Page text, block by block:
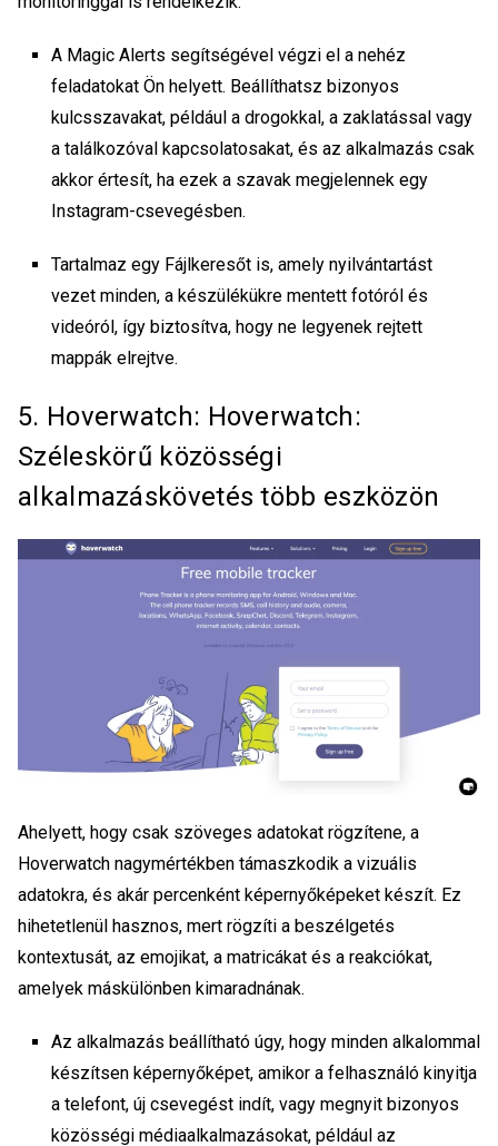
A Magic Alerts segítségével végzi el a nehéz
feladatokat Ön helyett. Beállíthatsz bizonyos
kulcsszavakat, például a drogokkal, a zaklatással vagy
a találkozóval kapcsolatosakat, és az alkalmazás csak
akkor értesít, ha ezek a szavak megjelennek egy
Instagram-csevegésben.
Tartalmaz egy Fájlkeresőt is, amely nyilvántartást
vezet minden, a készülékükre mentett fotóról és
videóról, így biztosítva, hogy ne legyenek rejtett
mappák elrejtve.
5. Hoverwatch: Hoverwatch:
Széleskörű közösségi
alkalmazáskövetés több eszközön
Ahelyett, hogy csak szöveges adatokat rögzítene, a
Hoverwatch nagymértékben támaszkodik a vizuális
adatokra, és akár percenként képernyőképeket készít. Ez
hihetetlenül hasznos, mert rögzíti a beszélgetés
kontextusát, az emojikat, a matricákat és a reakciókat,
amelyek máskülönben kimaradnának.
Az alkalmazás beállítható úgy, hogy minden alkalommal
készítsen képernyőképet, amikor a felhasználó kinyitja
a telefont, új csevegést indít, vagy megnyit bizonyos
közösségi médiaalkalmazásokat, például az